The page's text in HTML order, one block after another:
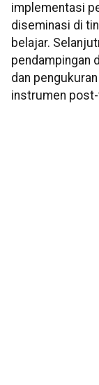
implementasi
diseminasi di
belajar.
pendampingan
dan
instrumen